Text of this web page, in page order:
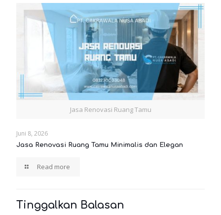
Jasa Renovasi Ruang Tamu
Juni 8, 2026
Jasa Renovasi Ruang Tamu Minimalis dan Elegan
Read more
Tinggalkan Balasan